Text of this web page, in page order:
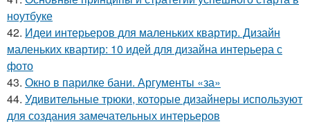
ноутбуке
42. Идеи интерьеров для маленьких квартир. Дизайн
маленьких квартир: 10 идей для дизайна интерьера с
фото
43. Окно в парилке бани. Аргументы «за»
44. Удивительные трюки, которые дизайнеры используют
для создания замечательных интерьеров